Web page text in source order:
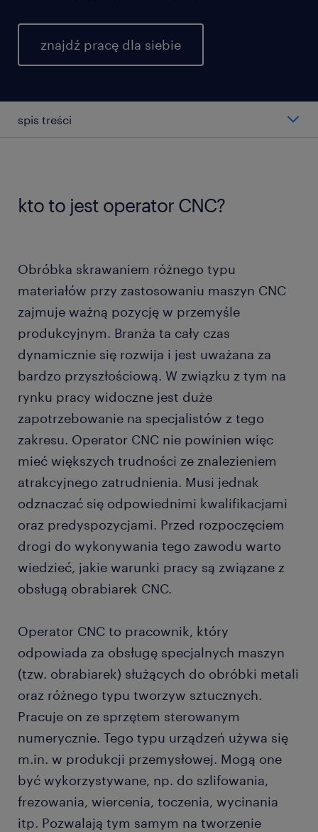
znajdź pracę dla siebie
spis treści
jak wygląda praca jako operator CNC?
ile zarabia operator CNC?
kto to jest operator CNC?
Obróbka skrawaniem różnego typu
materiałów przy zastosowaniu maszyn CNC
zajmuje ważną pozycję w przemyśle
produkcyjnym. Branża ta cały czas
dynamicznie się rozwija i jest uważana za
bardzo przyszłościową. W związku z tym na
rynku pracy widoczne jest duże
zapotrzebowanie na specjalistów z tego
zakresu. Operator CNC nie powinien więc
mieć większych trudności ze znalezieniem
atrakcyjnego zatrudnienia. Musi jednak
odznaczać się odpowiednimi kwalifikacjami
oraz predyspozycjami. Przed rozpoczęciem
drogi do wykonywania tego zawodu warto
wiedzieć, jakie warunki pracy są związane z
obsługą obrabiarek CNC.
Operator CNC to pracownik, który
odpowiada za obsługę specjalnych maszyn
(tzw. obrabiarek) służących do obróbki metali
oraz różnego typu tworzyw sztucznych.
Pracuje on ze sprzętem sterowanym
numerycznie. Tego typu urządzeń używa się
m.in. w produkcji przemysłowej. Mogą one
być wykorzystywane, np. do szlifowania,
frezowania, wiercenia, toczenia, wycinania
itp. Pozwalają tym samym na tworzenie